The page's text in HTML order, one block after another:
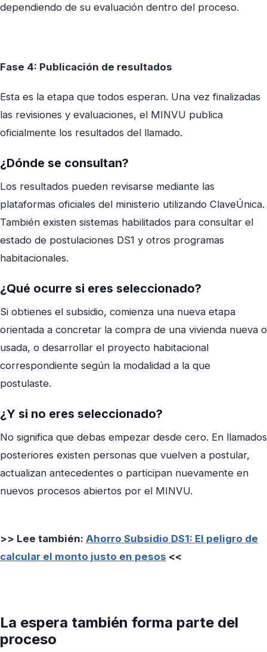
dependiendo de su evaluación dentro del proceso.
Fase 4: Publicación de resultados
Esta es la etapa que todos esperan. Una vez finalizadas
las revisiones y evaluaciones, el MINVU publica
oficialmente los resultados del llamado.
¿Dónde se consultan?
Los resultados pueden revisarse mediante las
plataformas oficiales del ministerio utilizando ClaveÚnica.
También existen sistemas habilitados para consultar el
estado de postulaciones DS1 y otros programas
habitacionales.
¿Qué ocurre si eres seleccionado?
Si obtienes el subsidio, comienza una nueva etapa
orientada a concretar la compra de una vivienda nueva o
usada, o desarrollar el proyecto habitacional
correspondiente según la modalidad a la que
postulaste.
¿Y si no eres seleccionado?
No significa que debas empezar desde cero. En llamados
posteriores existen personas que vuelven a postular,
actualizan antecedentes o participan nuevamente en
nuevos procesos abiertos por el MINVU.
>> Lee también: Ahorro Subsidio DS1: El peligro de
calcular el monto justo en pesos <<
La espera también forma parte del
proceso